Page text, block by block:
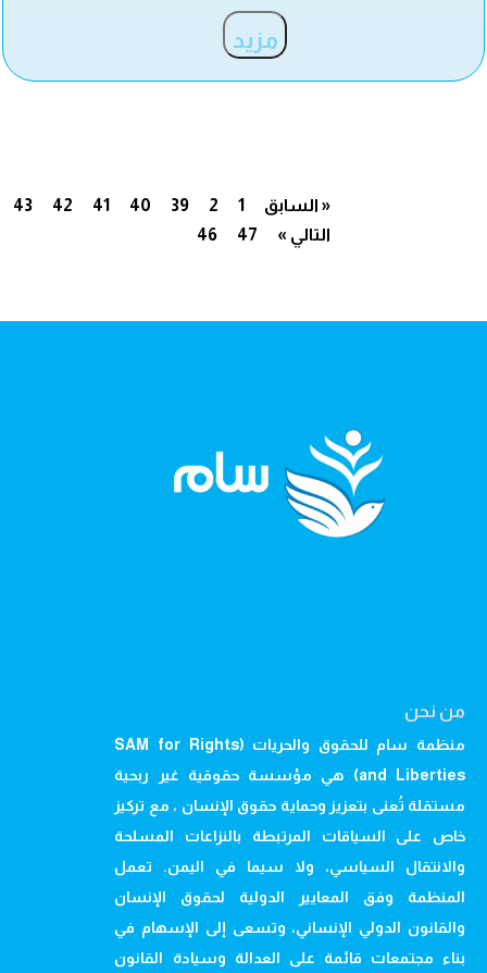
مزيد
« السابق 1
2
39
40
41
42
43
46
47 التالي »
من نحن
منظمة سام للحقوق والحريات (SAM for Rights
and Liberties) هي مؤسسة حقوقية غير ربحية
مستقلة تُعنى بتعزيز وحماية حقوق الإنسان ، مع تركيز
خاص على السياقات المرتبطة بالنزاعات المسلحة
والانتقال السياسي، ولا سيما في اليمن. تعمل
المنظمة وفق المعايير الدولية لحقوق الإنسان
والقانون الدولي الإنساني، وتسعى إلى الإسهام في
بناء مجتمعات قائمة على العدالة وسيادة القانون